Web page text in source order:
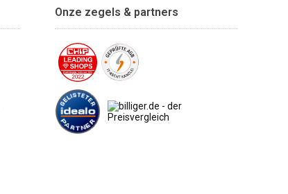
Onze zegels & partners